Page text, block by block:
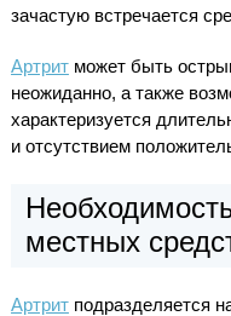
зачастую встречается
Артритможет быть
неожиданно, а также
характеризуется
и отсутствием
местных
Артритподразделяется